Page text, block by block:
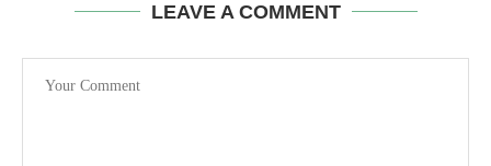
LEAVE A COMMENT